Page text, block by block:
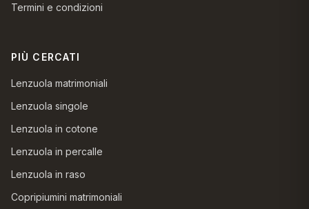
Termini e condizioni
PIÙ CERCATI
Lenzuola matrimoniali
Lenzuola singole
Lenzuola in cotone
Lenzuola in percalle
Lenzuola in raso
Copripiumini matrimoniali